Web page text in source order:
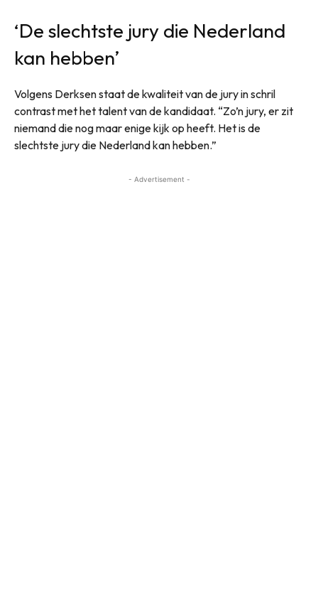
‘De slechtste jury die Nederland
kan hebben’
Volgens Derksen staat de kwaliteit van de jury in schril
contrast met het talent van de kandidaat. “Zo’n jury, er zit
niemand die nog maar enige kijk op heeft. Het is de
slechtste jury die Nederland kan hebben.”
- Advertisement -